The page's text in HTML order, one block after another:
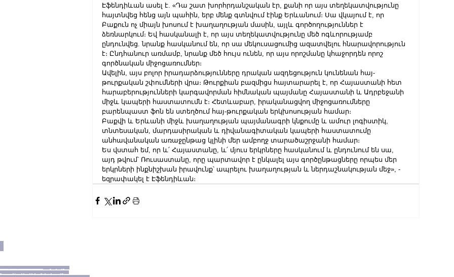
Էֆենդիևան ասել է. «Դա շատ խորհրդանշական էր, քանի որ այս տեղեկատվությունը
հայտնվեց հենց այն պահին, երբ մենք գտնվում էինք Երևանում։ Սա վկայում է, որ
Բաքուն ոչ միայն խոսում է խաղաղության մասին, այլև գործողություններ է
ձեռնարկում։ Եվ հասկանալի է, որ այս տեղեկատվությունը մեծ ոգևորությամբ
ընդունվեց. նրանք հասկանում են, որ սա մեկուսացումից ազատվելու հնարավորություն
է։ Ընդհանուր առմամբ, նրանք մեծ հույս ունեն, որ այս որոշմանը կհաջորդեն որոշ
գործնական միջոցառումներ։
Ավելին, այս բոլոր իրադարձությունները դրական ազդեցություն կունենան հայ-
թուրքական շփումների վրա։ Թուրքիան բազմիցս հայտարարել է, որ Հայաստանի հետ
հարաբերությունների կարգավորման հիմնական պայմանը Հայաստանի և Ադրբեջանի
միջև կապերի հաստատումն է։ Հետևաբար, իրականացվող միջոցառումները
բարենպաստ ֆոն են ստեղծում հայ-թուրքական երկխոսության համար։
Բաքվի և Երևանի միջև խաղաղության պայմանագրի կնքումը և ամուր լոգիստիկ,
տնտեսական, մարդասիրական և դիվանագիտական ​​կապերի հաստատումը
անհավանական առաջընթաց կլինի մեր ամբողջ տարածաշրջանի համար։
Ես վստահ եմ, որ և՛ Հայաստանը, և՛ մյուս երկրները հասկանում և ընդունում են սա,
այդ թվում՝ Ռուսաստանը, որը պարտավոր է ընկալել այս գործընթացները որպես մեր
երկրների ինքնիշխան իրավունք՝ ապրելու խաղաղության և ներդաշնակության մեջ», -
եզրափակել է Էֆենդիևան։